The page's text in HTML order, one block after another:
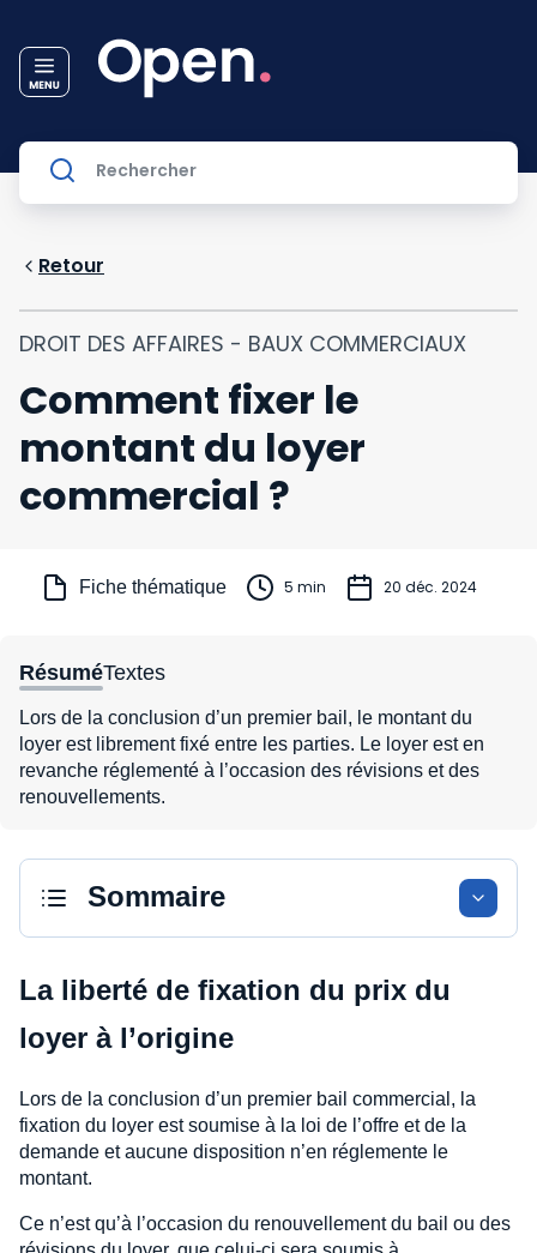
Retour
DROIT DES AFFAIRES - BAUX COMMERCIAUX
Comment fixer le
montant du loyer
commercial ?
Fiche thématique 5 min 20 déc. 2024
RésuméTextes
Lors de la conclusion d’un premier bail, le montant du
loyer est librement fixé entre les parties. Le loyer est en
revanche réglementé à l’occasion des révisions et des
renouvellements.
Sommaire
La liberté de fixation du prix du
loyer à l’origine
Lors de la conclusion d’un premier bail commercial, la
fixation du loyer est soumise à la loi de l’offre et de la
demande et aucune disposition n’en réglemente le
montant.
Ce n’est qu’à l’occasion du renouvellement du bail ou des